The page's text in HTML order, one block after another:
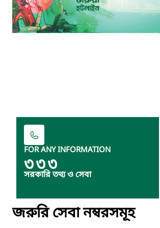
FOR ANY INFORMATION
৩৩৩
সরকারি তথ্য ও সেবা
জরুরি সেবা নম্বরসমূহ